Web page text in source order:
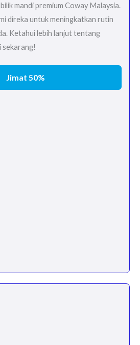
mandi premium Coway Malaysia.
direka untuk meningkatkan rutin
Ketahui lebih lanjut tentang
sekarang!
Jimat 50%